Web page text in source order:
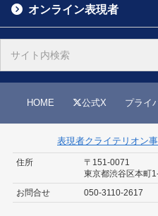
オンライン表現者
HOME 公式X プライ
表現者クライテリオン
住所
〒151-0071
東京都渋谷区本町
お問合せ
050-3110-2617